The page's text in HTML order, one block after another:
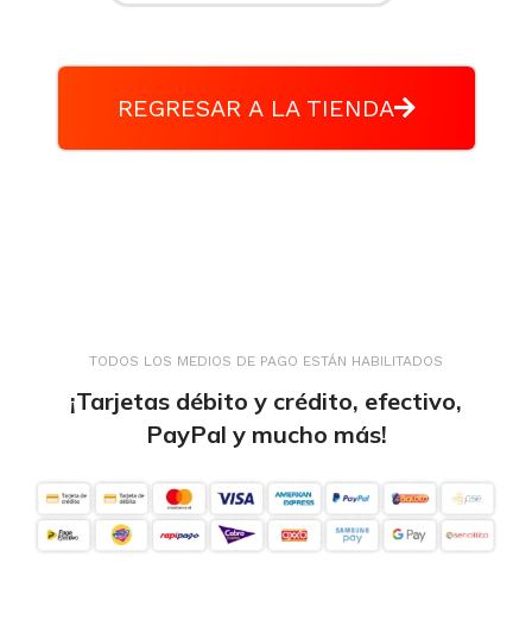
REGRESAR A LA TIENDA
TODOS LOS MEDIOS DE PAGO ESTÁN HABILITADOS
¡Tarjetas débito y crédito, efectivo,
PayPal y mucho más!